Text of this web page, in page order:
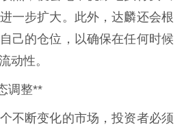
一步扩大。此外，达麟还会根
己的仓位，以确保在任何时候
动性。
调整**
不断变化的市场，投资者必须